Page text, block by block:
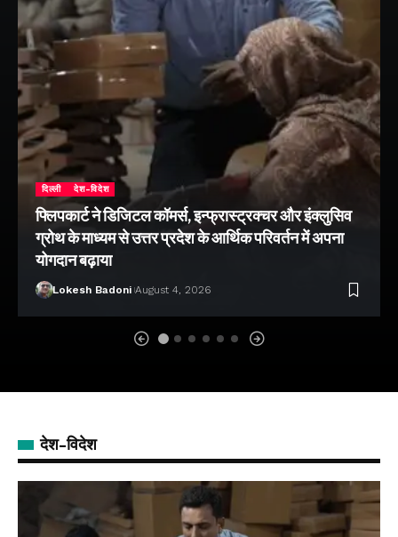
दिल्ली देश-विदेश
फ्लिपकार्ट ने डिजिटल कॉमर्स, इन्फ्रास्ट्रक्चर और इंक्लुसिव
ग्रोथ के माध्यम से उत्तर प्रदेश के आर्थिक परिवर्तन में अपना
योगदान बढ़ाया
Lokesh Badoni August 4, 2026
देश-विदेश